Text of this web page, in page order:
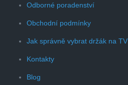
Odborné poradenství
Obchodní podmínky
Jak správně vybrat držák na TV
Kontakty
Blog